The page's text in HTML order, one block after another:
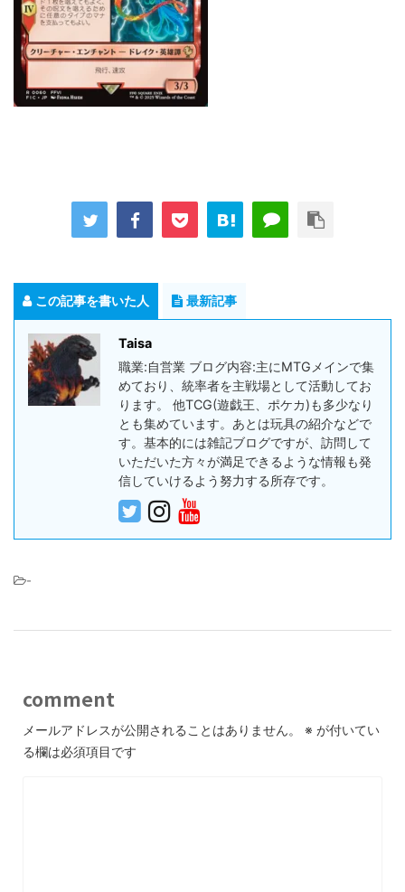
この記事を書いた人 最新記事
Taisa
職業:自営業 ブログ内容:主にMTGメインで集
めており、統率者を主戦場として活動してお
ります。 他TCG(遊戯王、ポケカ)も多少なり
とも集めています。あとは玩具の紹介などで
す。基本的には雑記ブログですが、訪問して
いただいた方々が満足できるような情報も発
信していけるよう努力する所存です。
-
comment
メールアドレスが公開されることはありません。 ※ が付いてい
る欄は必須項目です